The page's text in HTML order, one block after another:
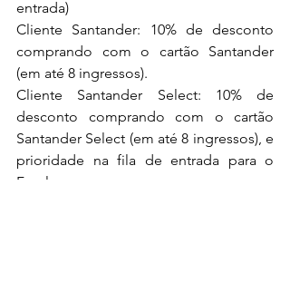
entrada)
Cliente Santander: 10% de desconto
comprando com o cartão Santander
(em até 8 ingressos).
Cliente Santander Select: 10% de
desconto comprando com o cartão
Santander Select (em até 8 ingressos), e
prioridade na fila de entrada para o
Farol.